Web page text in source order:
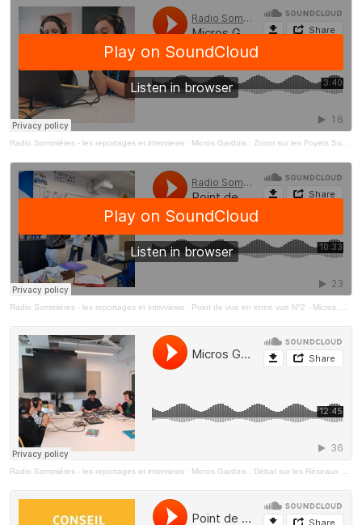
Radio Sommières - les reportages et interviews · Micros Gardois : Zoom sur les Foyers Sociaux Educatifs
Radio Sommières - les reportages et interviews · Point de vue en entre vue N°2 - Micros Gardois - Collège du Mourion à Villeneuve-lès-Avignon
Radio Sommières - les reportages et interviews · Micros Gardois : Débat sur les Réseaux Sociaux